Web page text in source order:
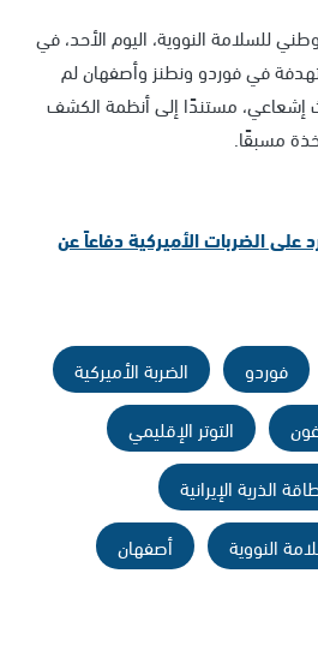
للسلامة النووية، اليوم الأحد، في
في فوردو ونطنز وأصفهان لم
مستندًا إلى أنظمة الكشف
مسبقًا.
على الضربات الأميركية دفاعاً عن
فوردو
الضربة الأميركية
التوتر الإقليمي
الذرية الإيرانية
النووية
أصفهان